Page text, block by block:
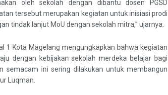
oleh sekolah dengan dibantu dosen PGSD
tersebut merupakan kegiatan untuk inisiasi prodi
tindak lanjut MoU dengan sekolah mitra,” ujarnya.
1 Kota Magelang mengungkapkan bahwa kegiatan
dengan kebijakan sekolah merdeka belajar bagi
semacam ini sering dilakukan untuk membangun
Luqman.